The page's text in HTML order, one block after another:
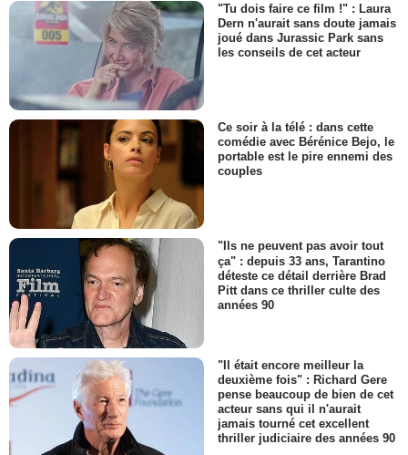
"Tu dois faire ce film !" : Laura
Dern n'aurait sans doute jamais
joué dans Jurassic Park sans
les conseils de cet acteur
Ce soir à la télé : dans cette
comédie avec Bérénice Bejo, le
portable est le pire ennemi des
couples
"Ils ne peuvent pas avoir tout
ça" : depuis 33 ans, Tarantino
déteste ce détail derrière Brad
Pitt dans ce thriller culte des
années 90
"Il était encore meilleur la
deuxième fois" : Richard Gere
pense beaucoup de bien de cet
acteur sans qui il n'aurait
jamais tourné cet excellent
thriller judiciaire des années 90